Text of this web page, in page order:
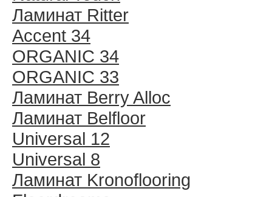
Ламинат Ritter
Accent 34
ORGANIC 34
ORGANIC 33
Ламинат Berry Alloc
Ламинат Belfloor
Universal 12
Universal 8
Ламинат Kronoflooring